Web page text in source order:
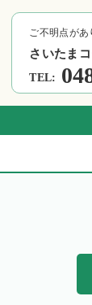
ご不明点があ
さいたま
TEL: